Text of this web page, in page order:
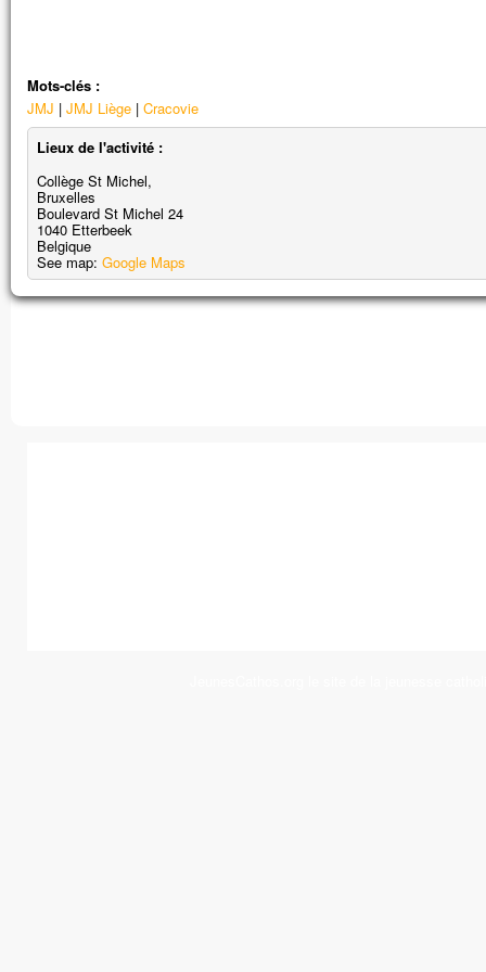
Mots-clés :
JMJ
JMJ Liège Cracovie
Lieux de l'activité :
Collège St Michel,
Bruxelles
Boulevard St Michel 24
1040 Etterbeek
Belgique
See map: Google Maps